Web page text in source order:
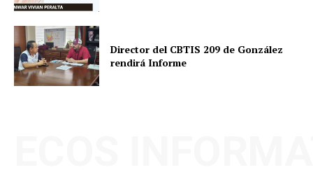
Director del CBTIS 209 de González
rendirá Informe